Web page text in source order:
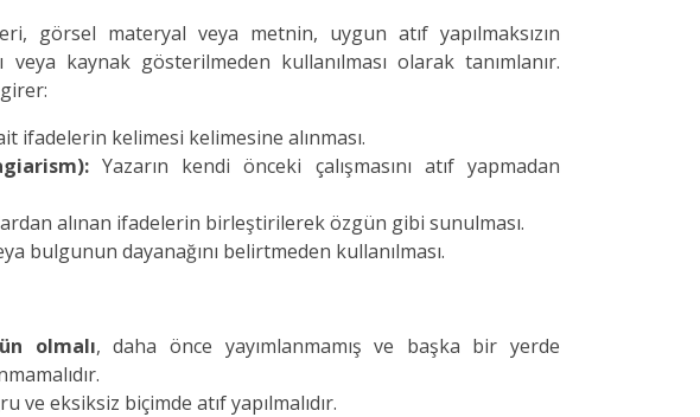
görsel materyal veya metnin, uygun atıf yapılmaksızın
veya kaynak gösterilmeden kullanılması olarak tanımlanır.
ifadelerin kelimesi kelimesine alınması.
Yazarın kendi önceki çalışmasını atıf yapmadan
alınan ifadelerin birleştirilerek özgün gibi sunulması.
bulgunun dayanağını belirtmeden kullanılması.
olmalı, daha önce yayımlanmamış ve başka bir yerde
ve eksiksiz biçimde atıf yapılmalıdır.